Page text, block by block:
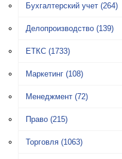
Бухгалтерский учет (264)
Делопроизводство (139)
ЕТКС (1733)
Маркетинг (108)
Менеджмент (72)
Право (215)
Торговля (1063)